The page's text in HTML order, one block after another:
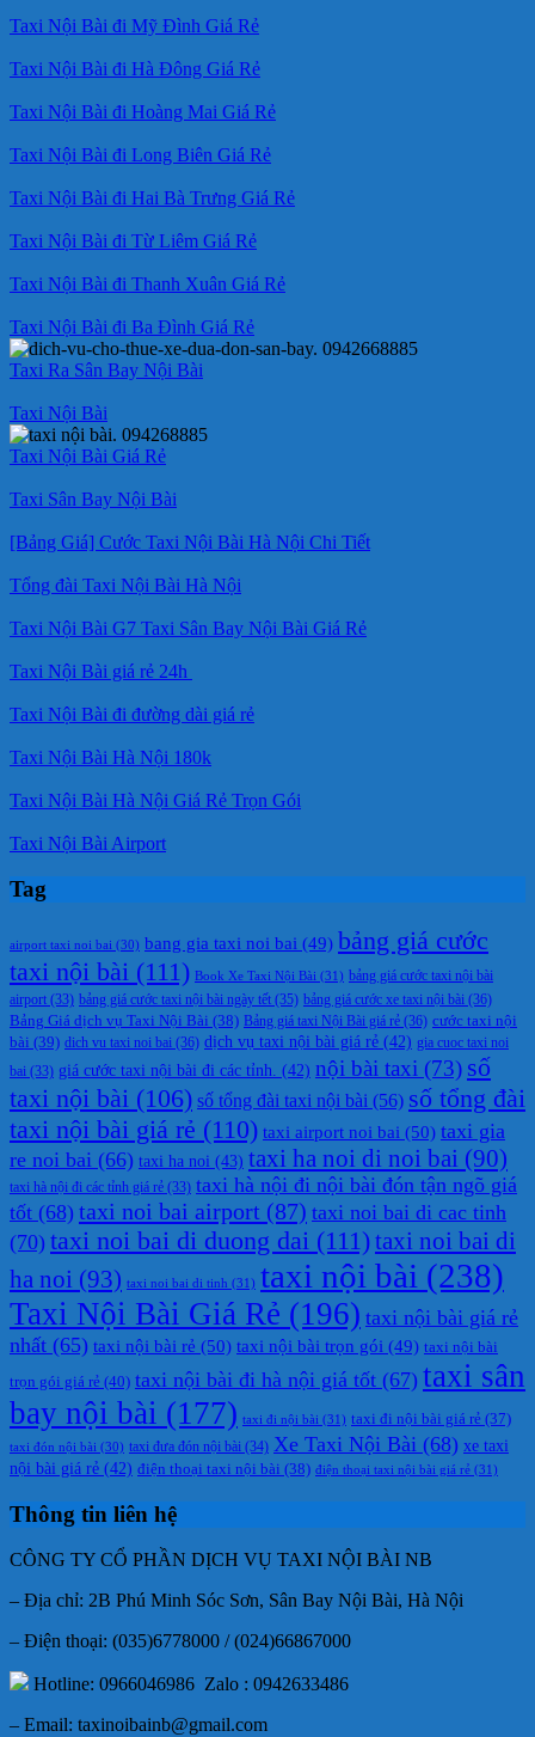
Taxi Nội Bài đi Mỹ Đình Giá Rẻ
Taxi Nội Bài đi Hà Đông Giá Rẻ
Taxi Nội Bài đi Hoàng Mai Giá Rẻ
Taxi Nội Bài đi Long Biên Giá Rẻ
Taxi Nội Bài đi Hai Bà Trưng Giá Rẻ
Taxi Nội Bài đi Từ Liêm Giá Rẻ
Taxi Nội Bài đi Thanh Xuân Giá Rẻ
Taxi Nội Bài đi Ba Đình Giá Rẻ
Taxi Ra Sân Bay Nội Bài
Taxi Nội Bài
Taxi Nội Bài Giá Rẻ
Taxi Sân Bay Nội Bài
[Bảng Giá] Cước Taxi Nội Bài Hà Nội Chi Tiết
Tổng đài Taxi Nội Bài Hà Nội
Taxi Nội Bài G7 Taxi Sân Bay Nội Bài Giá Rẻ
Taxi Nội Bài giá rẻ 24h
Taxi Nội Bài đi đường dài giá rẻ
Taxi Nội Bài Hà Nội 180k
Taxi Nội Bài Hà Nội Giá Rẻ Trọn Gói
Taxi Nội Bài Airport
Tag
airport taxi noi bai (30) bang gia taxi noi bai (49) bảng giá cước
taxi nội bài (111) Book Xe Taxi Nội Bài (31) bảng giá cước taxi nội bài
airport (33) bảng giá cước taxi nội bài ngày tết (35) bảng giá cước xe taxi nội bài (36)
Bảng Giá dịch vụ Taxi Nội Bài (38) Bảng giá taxi Nội Bài giá rẻ (36) cước taxi nội
bài (39) dich vu taxi noi bai (36) dịch vụ taxi nội bài giá rẻ (42) gia cuoc taxi noi
bai (33) giá cước taxi nội bài đi các tỉnh. (42) nội bài taxi (73) số
taxi nội bài (106) số tổng đài taxi nội bài (56) số tổng đài
taxi nội bài giá rẻ (110) taxi airport noi bai (50) taxi gia
re noi bai (66) taxi ha noi (43) taxi ha noi di noi bai (90)
taxi hà nội đi các tỉnh giá rẻ (33) taxi hà nội đi nội bài đón tận ngõ giá
tốt (68) taxi noi bai airport (87) taxi noi bai di cac tinh
(70) taxi noi bai di duong dai (111)taxi noi bai di
ha noi (93) taxi noi bai di tinh (31) taxi nội bài (238)
Taxi Nội Bài Giá Rẻ (196) taxi nội bài giá rẻ
nhất (65) taxi nội bài rẻ (50) taxi nội bài trọn gói (49) taxi nội bài
trọn gói giá rẻ (40) taxi nội bài đi hà nội giá tốt (67) taxi sân
bay nội bài (177) taxi đi nội bài (31) taxi đi nội bài giá rẻ (37)
taxi đón nội bài (30) taxi đưa đón nội bài (34) Xe Taxi Nội Bài (68) xe taxi
nội bài giá rẻ (42) điện thoại taxi nội bài (38) điện thoại taxi nội bài giá rẻ (31)
Thông tin liên hệ
CÔNG TY CỔ PHẦN DỊCH VỤ TAXI NỘI BÀI NB
– Địa chỉ: 2B Phú Minh Sóc Sơn, Sân Bay Nội Bài, Hà Nội
– Điện thoại: (035)6778000 / (024)66867000
Hotline: 0966046986 Zalo : 0942633486
– Email: taxinoibainb@gmail.com